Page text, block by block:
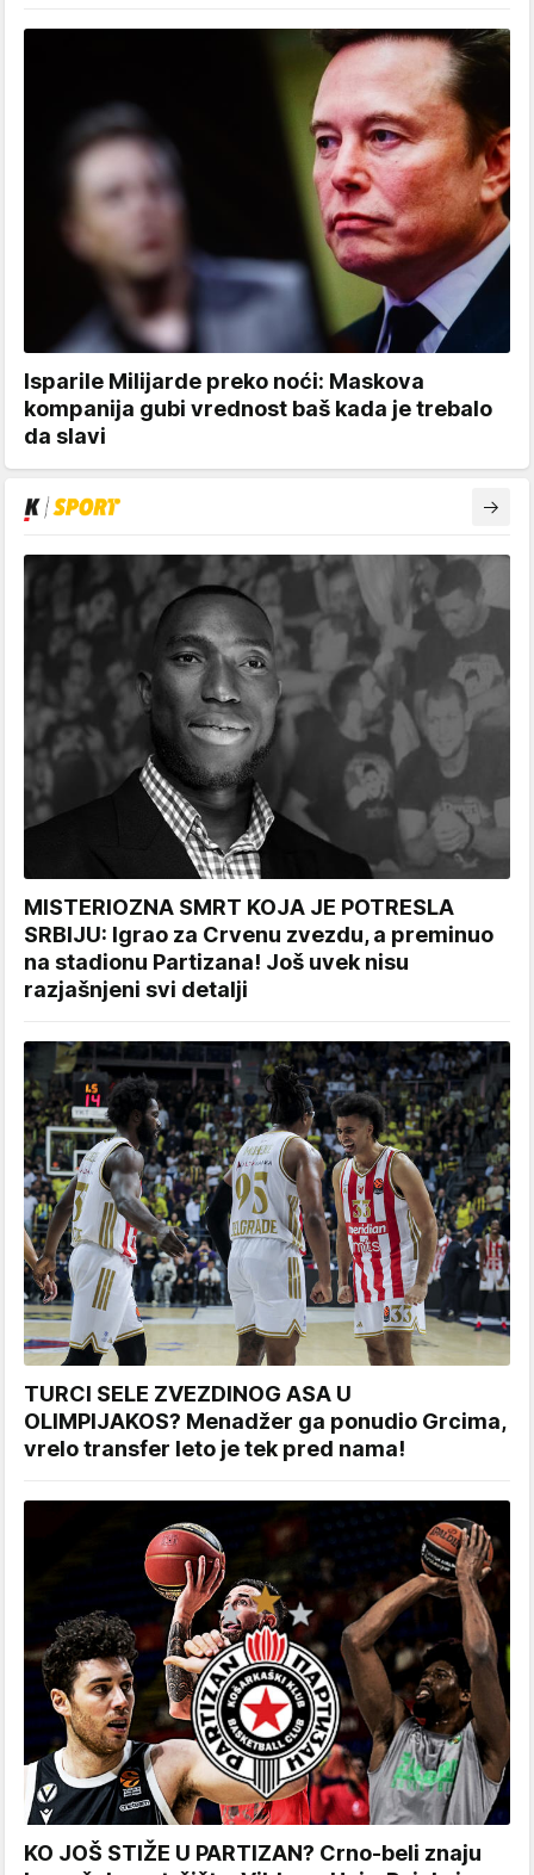
Isparile Milijarde preko noći: Maskova
kompanija gubi vrednost baš kada je trebalo
da slavi
MISTERIOZNA SMRT KOJA JE POTRESLA
SRBIJU: Igrao za Crvenu zvezdu, a preminuo
na stadionu Partizana! Još uvek nisu
razjašnjeni svi detalji
TURCI SELE ZVEZDINOG ASA U
OLIMPIJAKOS? Menadžer ga ponudio Grcima,
vrelo transfer leto je tek pred nama!
KO JOŠ STIŽE U PARTIZAN? Crno-beli znaju